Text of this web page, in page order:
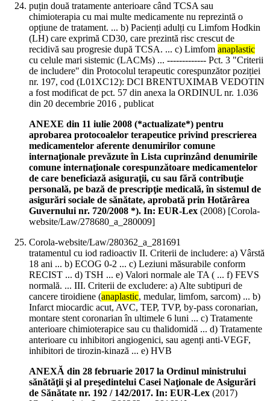
puțin două tratamente anterioare când TCSA sau
chimioterapia cu mai multe medicamente nu reprezintă o
opțiune de tratament. ... b) Pacienți adulți cu Limfom Hodkin
(LH) care exprimă CD30, care prezintă risc crescut de
recidivă sau progresie după TCSA. ... c) Limfom anaplastic
cu celule mari sistemic (LACMs) ... ------------- Pct. 3 "Criterii
de includere" din Protocolul terapeutic corespunzător poziției
nr. 197, cod (L01XC12): DCI BRENTUXIMAB VEDOTIN
a fost modificat de pct. 57 din anexa la ORDINUL nr. 1.036
din 20 decembrie 2016 , publicat
ANEXE din 11 iulie 2008 (*actualizate*) pentru
aprobarea protocoalelor terapeutice privind prescrierea
medicamentelor aferente denumirilor comune
internaţionale prevăzute în Lista cuprinzând denumirile
comune internaţionale corespunzătoare medicamentelor
de care beneficiază asiguraţii, cu sau fără contribuţie
personală, pe bază de prescripţie medicală, în sistemul de
asigurări sociale de sănătate, aprobată prin Hotărârea
Guvernului nr. 720/2008 *). In: EUR-Lex (2008) [Corola-
website/Law/278680_a_280009]
Corola-website/Law/280362_a_281691
tratamentul cu iod radioactiv II. Criterii de includere: a) Vârstă
18 ani ... b) ECOG 0-2 ... c) Leziuni măsurabile conform
RECIST ... d) TSH ... e) Valori normale ale TA ( ... f) FEVS
normală. ... III. Criterii de excludere: a) Alte subtipuri de
cancere tiroidiene (anaplastic, medular, limfom, sarcom) ... b)
Infarct miocardic acut, AVC, TEP, TVP, by-pass coronarian,
montare stent coronarian în ultimele 6 luni ... c) Tratamente
anterioare chimioterapice sau cu thalidomidă ... d) Tratamente
anterioare cu inhibitori angiogenici, sau agenți anti-VEGF,
inhibitori de tirozin-kinază ... e) HVB
ANEXĂ din 28 februarie 2017 la Ordinul ministrului
sănătăţii şi al preşedintelui Casei Naţionale de Asigurări
de Sănătate nr. 192 / 142/2017. In: EUR-Lex (2017)